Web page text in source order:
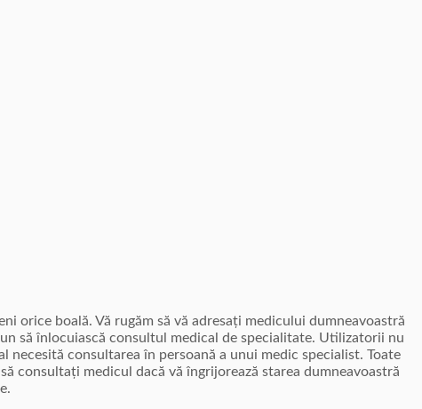
orice boală. Vă rugăm să vă adresați medicului dumneavoastră
să înlocuiască consultul medical de specialitate. Utilizatorii nu
consultarea în persoană a unui medic specialist. Toate
consultați medicul dacă vă îngrijorează starea dumneavoastră